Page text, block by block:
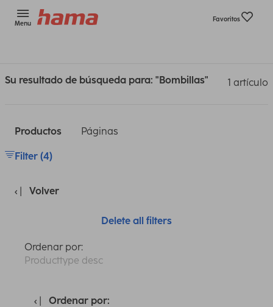
Menu
Favoritos
Su resultado de búsqueda para: "Bombillas" 1 artículo
Productos Páginas
Filter (4)
Volver
Delete all filters
Ordenar por:
Producttype desc
Ordenar por: